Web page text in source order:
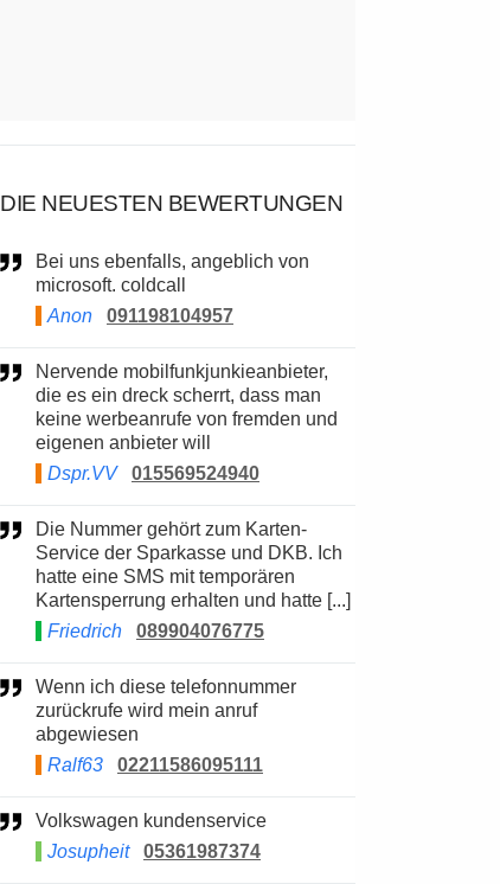
DIE NEUESTEN BEWERTUNGEN
Bei uns ebenfalls, angeblich von
microsoft. coldcall
Anon
091198104957
Nervende mobilfunkjunkieanbieter,
die es ein dreck scherrt, dass man
keine werbeanrufe von fremden und
eigenen anbieter will
Dspr.VV
015569524940
Die Nummer gehört zum Karten-
Service der Sparkasse und DKB. Ich
hatte eine SMS mit temporären
Kartensperrung erhalten und hatte [...]
Friedrich
089904076775
Wenn ich diese telefonnummer
zurückrufe wird mein anruf
abgewiesen
Ralf63
02211586095111
Volkswagen kundenservice
Josupheit
05361987374